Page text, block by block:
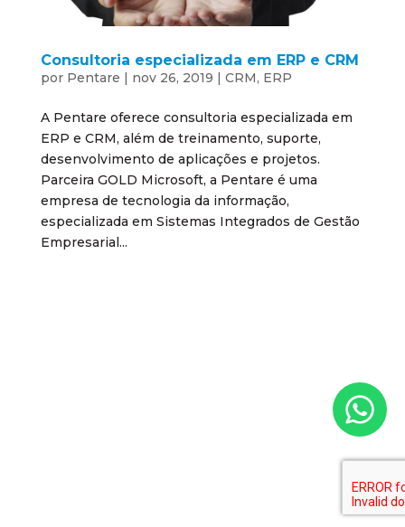
Consultoria especializada em ERP e CRM
por Pentare | nov 26, 2019 | CRM, ERP
A Pentare oferece consultoria especializada em
ERP e CRM, além de treinamento, suporte,
desenvolvimento de aplicações e projetos.
Parceira GOLD Microsoft, a Pentare é uma
empresa de tecnologia da informação,
especializada em Sistemas Integrados de Gestão
Empresarial...